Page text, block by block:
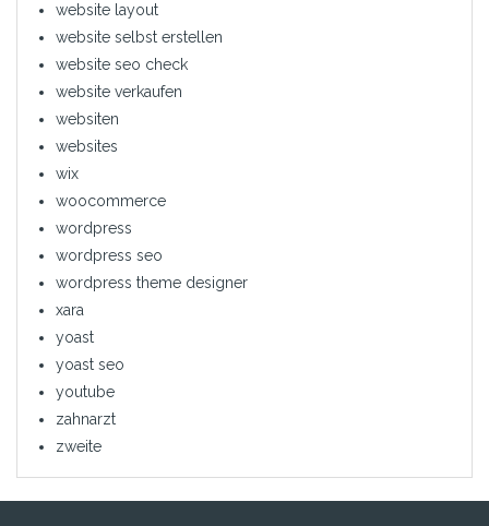
website layout
website selbst erstellen
website seo check
website verkaufen
websiten
websites
wix
woocommerce
wordpress
wordpress seo
wordpress theme designer
xara
yoast
yoast seo
youtube
zahnarzt
zweite